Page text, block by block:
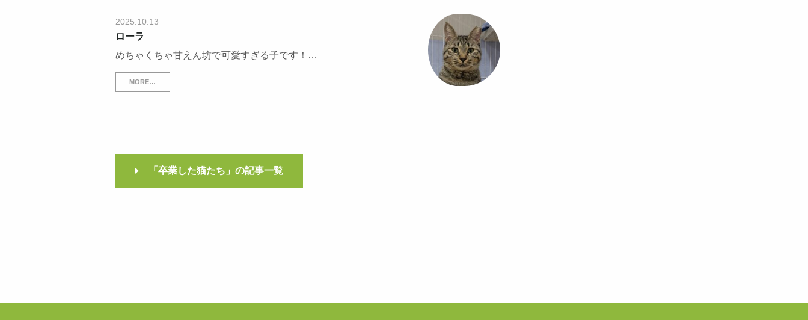
2025.10.13
ローラ
めちゃくちゃ甘えん坊で可愛すぎる子です！…
MORE…
「卒業した猫たち」の記事一覧